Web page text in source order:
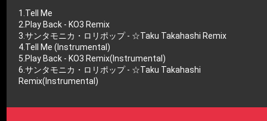
1.Tell Me
2.Play Back - KO3 Remix
3.サンタモニカ・ロリポップ - ☆Taku Takahashi Remix
4.Tell Me (Instrumental)
5.Play Back - KO3 Remix(Instrumental)
6.サンタモニカ・ロリポップ - ☆Taku Takahashi
Remix(Instrumental)